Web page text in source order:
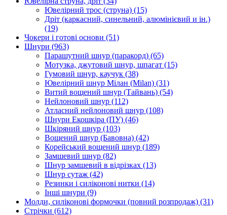
Ювелірний трос (струна) (15)
Дріт (каркасний, синельний, алюмінієвий и ін.)
(19)
Чокери і готові основи (51)
Шнури (963)
Парашутний шнур (паракорд) (65)
Мотузка, джутовий шнур, шпагат (15)
Гумовий шнур, каучук (38)
Ювелірний шнур Мілан (Milan) (31)
Витий вощений шнур (Тайвань) (54)
Нейлоновий шнур (112)
Атласний нейлоновий шнур (108)
Шнури Екошкіра (ПУ) (46)
Шкіряний шнур (103)
Вощений шнур (Бавовна) (42)
Корейський вощений шнур (189)
Замшевий шнур (82)
Шнур замшевий в відрізках (13)
Шнур сутаж (42)
Резинки і силіконові нитки (14)
Інші шнури (9)
Молди, силіконові формочки (повний розпродаж) (31)
Стрічки (612)